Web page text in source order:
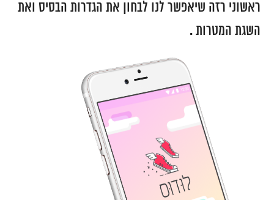
ראשוני רזה שיאפשר לנו לבחון את הגדרות הבסיס ואת
השגת המטרות .